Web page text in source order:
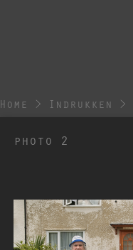
Home > Indrukken >
photo 2